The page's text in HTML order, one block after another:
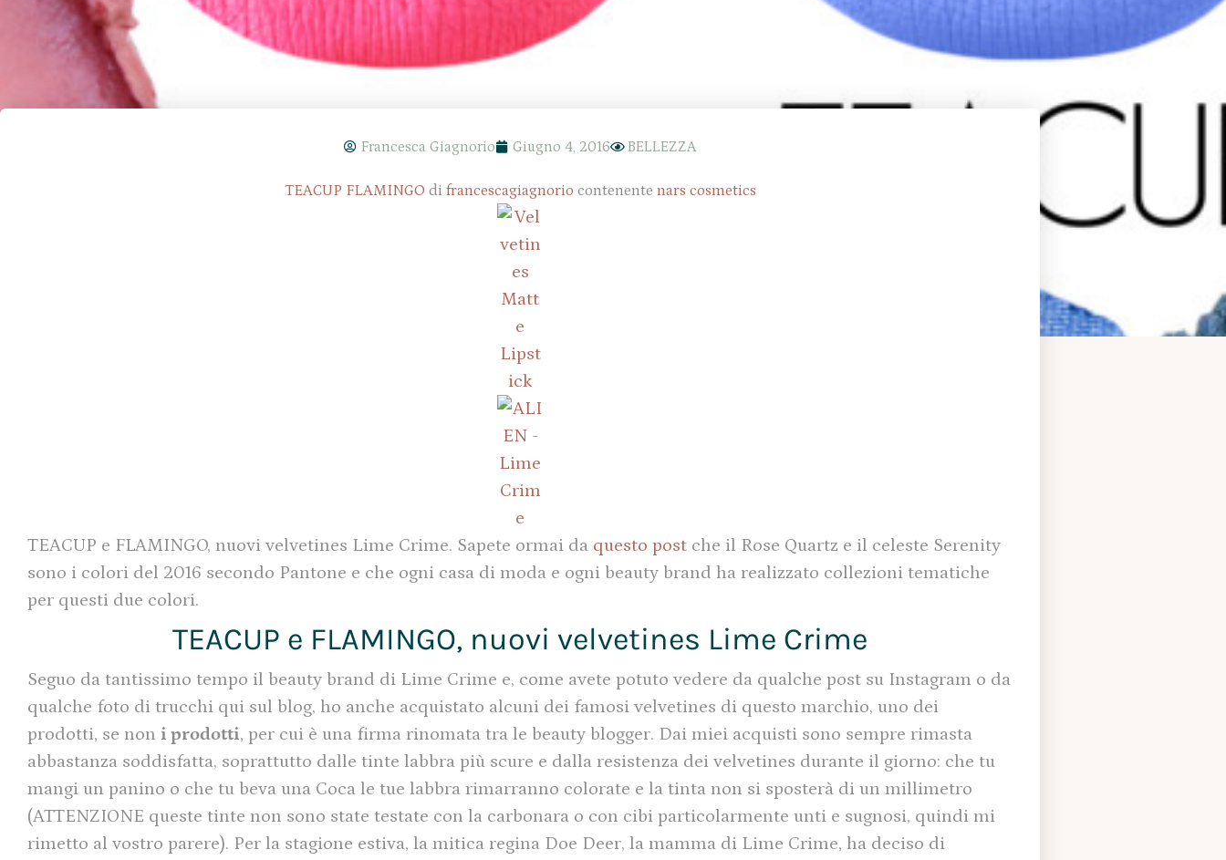
Francesca Giagnorio Giugno 4, 2016 BELLEZZA
TEACUP FLAMINGO di francescagiagnorio contenente nars cosmetics
TEACUP e FLAMINGO, nuovi velvetines Lime Crime. Sapete ormai da questo post che il Rose Quartz e il celeste Serenity
sono i colori del 2016 secondo Pantone e che ogni casa di moda e ogni beauty brand ha realizzato collezioni tematiche
per questi due colori.
TEACUP e FLAMINGO, nuovi velvetines Lime Crime
Seguo da tantissimo tempo il beauty brand di Lime Crime e, come avete potuto vedere da qualche post su Instagram o da
qualche foto di trucchi qui sul blog, ho anche acquistato alcuni dei famosi velvetines di questo marchio, uno dei
prodotti, se non i prodotti, per cui è una firma rinomata tra le beauty blogger. Dai miei acquisti sono sempre rimasta
abbastanza soddisfatta, soprattutto dalle tinte labbra più scure e dalla resistenza dei velvetines durante il giorno: che tu
mangi un panino o che tu beva una Coca le tue labbra rimarranno colorate e la tinta non si sposterà di un millimetro
(ATTENZIONE queste tinte non sono state testate con la carbonara o con cibi particolarmente unti e sugnosi, quindi mi
rimetto al vostro parere). Per la stagione estiva, la mitica regina Doe Deer, la mamma di Lime Crime, ha deciso di